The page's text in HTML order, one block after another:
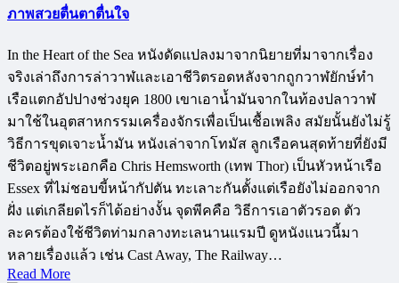
ภาพสวยตื่นตาตื่นใจ
In the Heart of the Sea หนังดัดแปลงมาจากนิยายที่มาจากเรื่อง
จริงเล่าถึงการล่าวาฬและเอาชีวิตรอดหลังจากถูกวาฬยักษ์ทำ
เรือแตกอัปปางช่วงยุค 1800 เขาเอาน้ำมันจากในท้องปลาวาฬ
มาใช้ในอุตสาหกรรมเครื่องจักรเพื่อเป็นเชื้อเพลิง สมัยนั้นยังไม่รู้
วิธีการขุดเจาะน้ำมัน หนังเล่าจากโทมัส ลูกเรือคนสุดท้ายที่ยังมี
ชีวิตอยู่พระเอกคือ Chris Hemsworth (เทพ Thor) เป็นหัวหน้าเรือ
Essex ที่ไม่ชอบขี้หน้ากัปตัน ทะเลาะกันตั้งแต่เรือยังไม่ออกจาก
ฝั่ง แต่เกลียดไรก็ได้อย่างงั้น จุดพีคคือ วิธีการเอาตัวรอด ตัว
ละครต้องใช้ชีวิตท่ามกลางทะเลนานแรมปี ดูหนังแนวนี้มา
หลายเรื่องแล้ว เช่น Cast Away, The Railway…
Read More